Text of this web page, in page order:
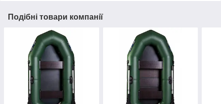
Подібні товари компанії